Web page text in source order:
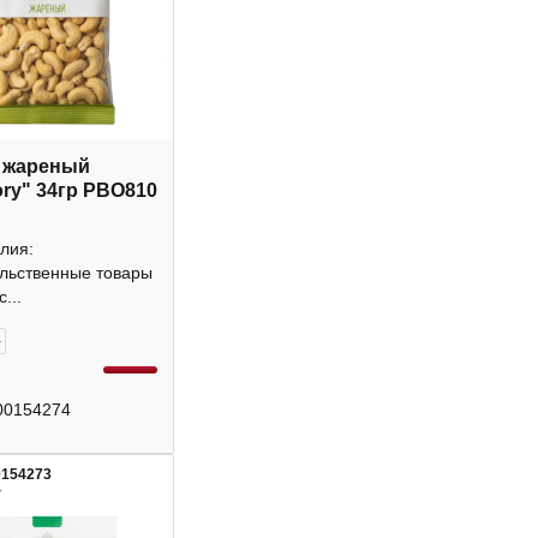
34гр РВО810
товары